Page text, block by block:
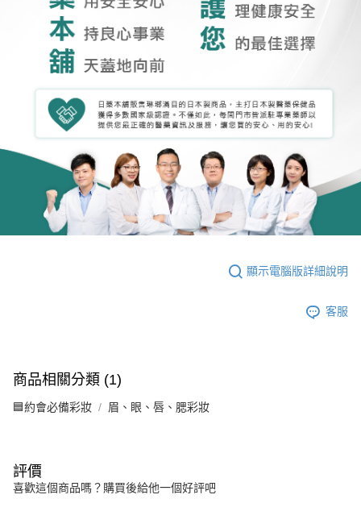
顯示電腦版詳細說明
客服
商品相關分類 (1)
🟦約會必備彩妝 眉、眼、唇、腮彩妝
評價
喜歡這個商品嗎？購買後給他一個好評吧